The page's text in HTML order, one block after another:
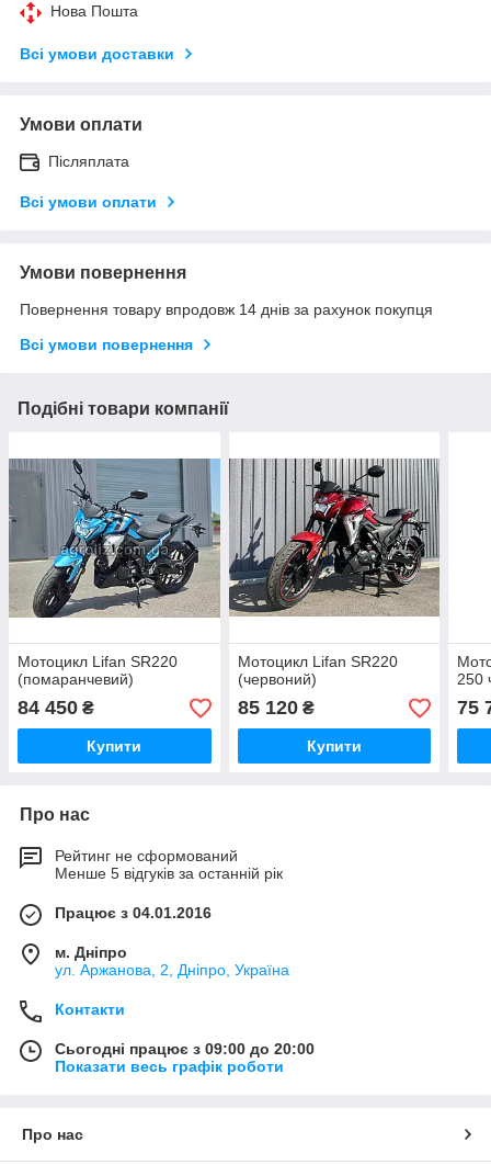
Нова Пошта
Всі умови доставки
Умови оплати
Післяплата
Всі умови оплати
Умови повернення
Повернення товару впродовж 14 днів за рахунок покупця
Всі умови повернення
Подібні товари компанії
Мотоцикл Lifan SR220
(помаранчевий)
84 450 ₴
Купити
Мотоцикл Lifan SR220
(червоний)
85 120₴
Купити
250
75
Про нас
Рейтинг не сформований
Менше 5 відгуків за останній рік
Працює з 04.01.2016
м. Дніпро
ул. Аржанова, 2, Дніпро, Україна
Контакти
Сьогодні працює з 09:00 до 20:00
Показати весь графік роботи
Про нас